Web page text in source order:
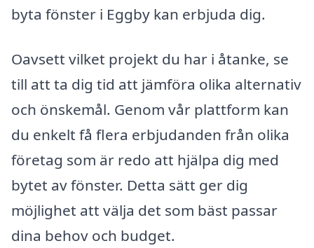
byta fönster i Eggby kan erbjuda dig.
Oavsett vilket projekt du har i åtanke, se
till att ta dig tid att jämföra olika alternativ
och önskemål. Genom vår plattform kan
du enkelt få flera erbjudanden från olika
företag som är redo att hjälpa dig med
bytet av fönster. Detta sätt ger dig
möjlighet att välja det som bäst passar
dina behov och budget.